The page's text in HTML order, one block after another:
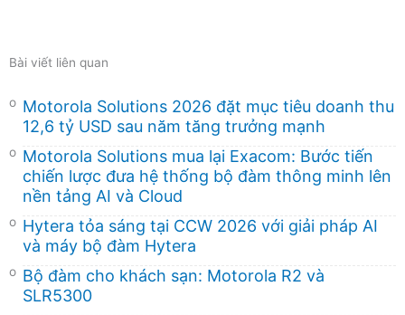
Bài viết liên quan
Motorola Solutions 2026 đặt mục tiêu doanh thu
12,6 tỷ USD sau năm tăng trưởng mạnh
Motorola Solutions mua lại Exacom: Bước tiến
chiến lược đưa hệ thống bộ đàm thông minh lên
nền tảng AI và Cloud
Hytera tỏa sáng tại CCW 2026 với giải pháp AI
và máy bộ đàm Hytera
Bộ đàm cho khách sạn: Motorola R2 và
SLR5300